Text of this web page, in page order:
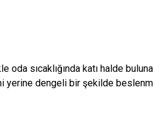
oda sıcaklığında katı halde buluna
yerine dengeli bir şekilde beslenm